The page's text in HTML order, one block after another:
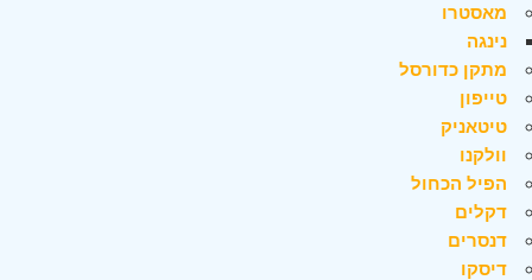
מאסטרו
נינגה
מתקן כדורסל
טייפון
טיטאניק
וולקנו
הפיל הכחול
דקלים
דנסרים
דיסקו